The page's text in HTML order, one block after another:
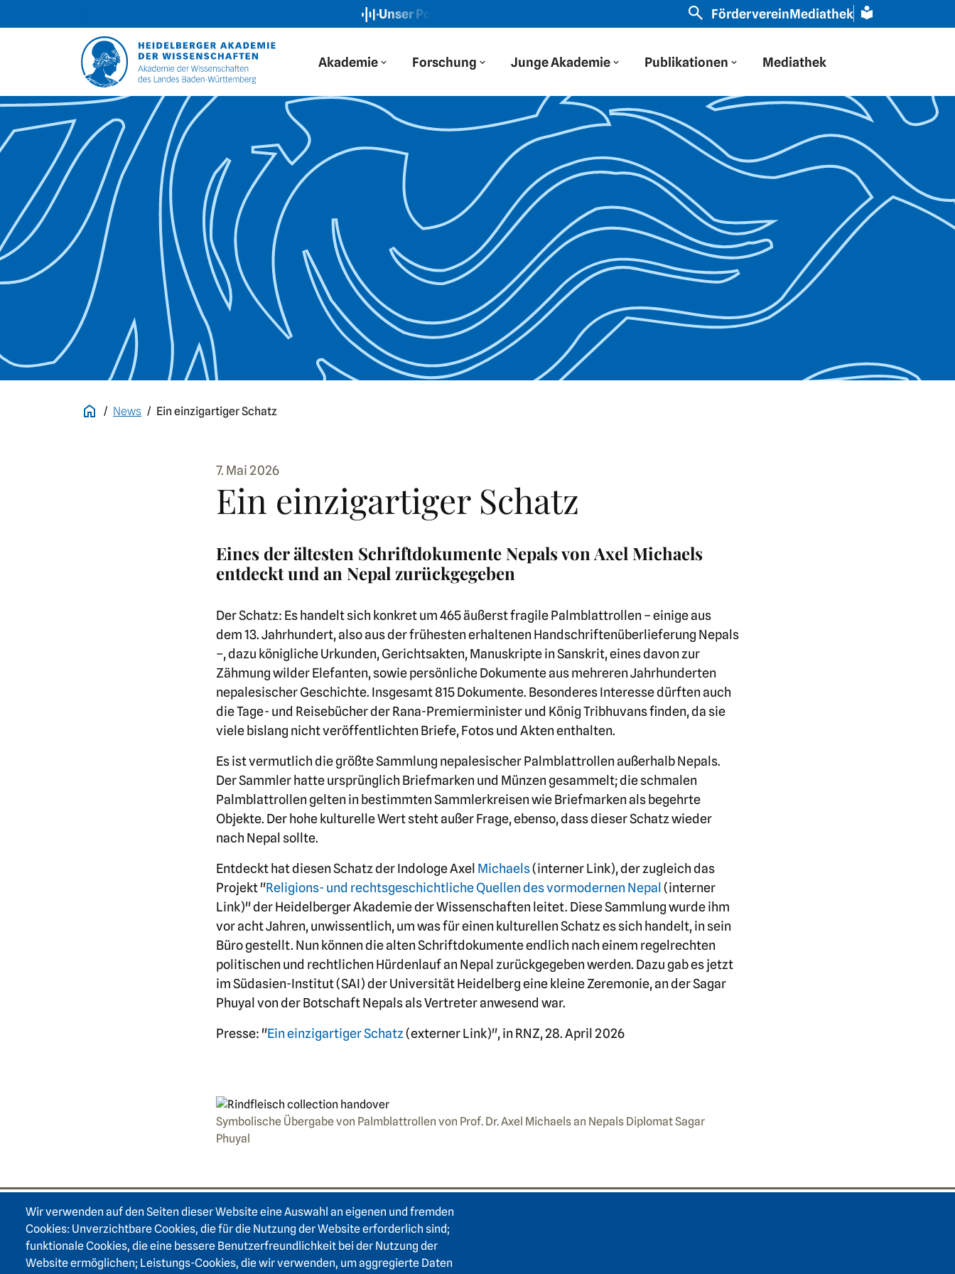
Wir verwenden auf den Seiten dieser Website eine Auswahl an eigenen und fremden
Cookies: Unverzichtbare Cookies, die für die Nutzung der Website erforderlich sind;
funktionale Cookies, die eine bessere Benutzerfreundlichkeit bei der Nutzung der
Website ermöglichen; Leistungs-Cookies, die wir verwenden, um aggregierte Daten
Unser Podcast: Der Blaue Salon Neue Folge: „Wir haben auf Osteuropa durch eine russische Brille
FördervereinMediathek
Akademie Forschung Junge Akademie Publikationen Mediathek
News Ein einzigartiger Schatz
7. Mai 2026
Ein einzigartiger Schatz
Eines der ältesten Schriftdokumente Nepals von Axel Michaels
entdeckt und an Nepal zurückgegeben
Der Schatz: Es handelt sich konkret um 465 äußerst fragile Palmblattrollen – einige aus
dem 13. Jahrhundert, also aus der frühesten erhaltenen Handschriftenüberlieferung Nepals
–, dazu königliche Urkunden, Gerichtsakten, Manuskripte in Sanskrit, eines davon zur
Zähmung wilder Elefanten, sowie persönliche Dokumente aus mehreren Jahrhunderten
nepalesischer Geschichte. Insgesamt 815 Dokumente. Besonderes Interesse dürften auch
die Tage- und Reisebücher der Rana-Premierminister und König Tribhuvans finden, da sie
viele bislang nicht veröffentlichten Briefe, Fotos und Akten enthalten.
Es ist vermutlich die größte Sammlung nepalesischer Palmblattrollen außerhalb Nepals.
Der Sammler hatte ursprünglich Briefmarken und Münzen gesammelt; die schmalen
Palmblattrollen gelten in bestimmten Sammlerkreisen wie Briefmarken als begehrte
Objekte. Der hohe kulturelle Wert steht außer Frage, ebenso, dass dieser Schatz wieder
nach Nepal sollte.
Entdeckt hat diesen Schatz der Indologe Axel Michaels(interner Link), der zugleich das
Projekt "Religions- und rechtsgeschichtliche Quellen des vormodernen Nepal(interner
Link)" der Heidelberger Akademie der Wissenschaften leitet. Diese Sammlung wurde ihm
vor acht Jahren, unwissentlich, um was für einen kulturellen Schatz es sich handelt, in sein
Büro gestellt. Nun können die alten Schriftdokumente endlich nach einem regelrechten
politischen und rechtlichen Hürdenlauf an Nepal zurückgegeben werden. Dazu gab es jetzt
im Südasien-Institut (SAI) der Universität Heidelberg eine kleine Zeremonie, an der Sagar
Phuyal von der Botschaft Nepals als Vertreter anwesend war.
Presse: "Ein einzigartiger Schatz(externer Link)", in RNZ, 28. April 2026
Symbolische Übergabe von Palmblattrollen von Prof. Dr. Axel Michaels an Nepals Diplomat Sagar
Phuyal
Footer area one Footer area two
Login Intranet
Presse
Förderverein